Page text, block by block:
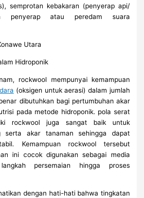
semprotan kebakaran (penyerap api/
penyerap atau peredam suara
Hidroponik
rockwool mempunyai kemampuan
(oksigen untuk aerasi) dalam jumlah
dibutuhkan bagi pertumbuhan akar
pada metode hidroponik. pola serat
rockwool juga sangat baik untuk
serta akar tanaman sehingga dapat
Kemampuan rockwool tersebut
ini cocok digunakan sebagai media
persemaian hingga proses
dengan hati-hati bahwa tingkatan